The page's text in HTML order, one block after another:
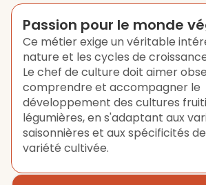
Passion pour le monde
Ce métier exige un véritable
nature et les cycles de
Le chef de culture doit aimer
comprendre et accompagner le
développement des cultures
légumières, en s'adaptant aux
saisonnières et aux spécificités
variété cultivée.